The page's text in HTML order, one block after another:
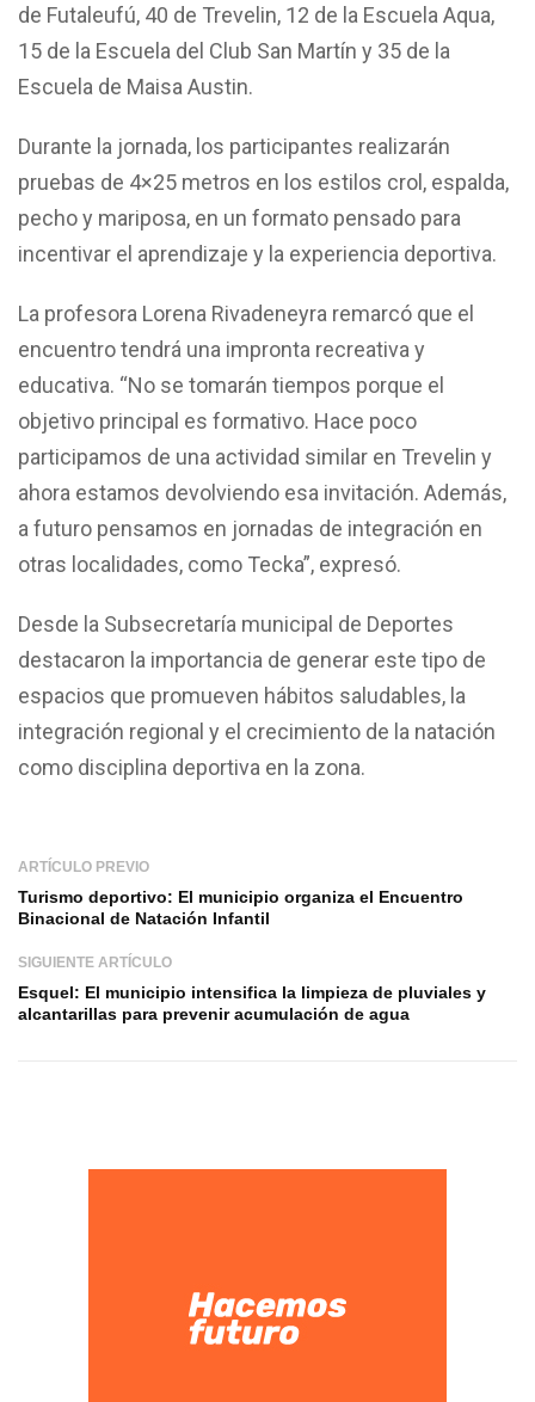
de Futaleufú, 40 de Trevelin, 12 de la Escuela Aqua,
15 de la Escuela del Club San Martín y 35 de la
Escuela de Maisa Austin.
Durante la jornada, los participantes realizarán
pruebas de 4×25 metros en los estilos crol, espalda,
pecho y mariposa, en un formato pensado para
incentivar el aprendizaje y la experiencia deportiva.
La profesora Lorena Rivadeneyra remarcó que el
encuentro tendrá una impronta recreativa y
educativa. “No se tomarán tiempos porque el
objetivo principal es formativo. Hace poco
participamos de una actividad similar en Trevelin y
ahora estamos devolviendo esa invitación. Además,
a futuro pensamos en jornadas de integración en
otras localidades, como Tecka”, expresó.
Desde la Subsecretaría municipal de Deportes
destacaron la importancia de generar este tipo de
espacios que promueven hábitos saludables, la
integración regional y el crecimiento de la natación
como disciplina deportiva en la zona.
ARTÍCULO PREVIO
Turismo deportivo: El municipio organiza el Encuentro
Binacional de Natación Infantil
SIGUIENTE ARTÍCULO
Esquel: El municipio intensifica la limpieza de pluviales y
alcantarillas para prevenir acumulación de agua